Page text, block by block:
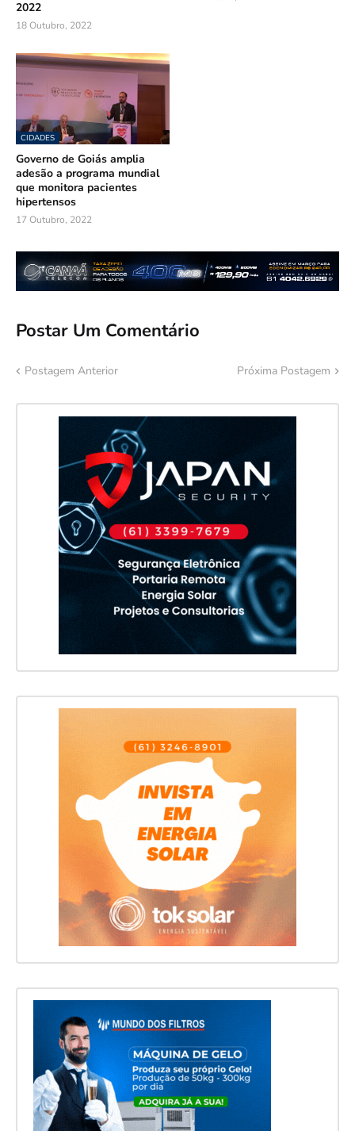
2022
18 Outubro, 2022
CIDADES
Governo de Goiás amplia
adesão a programa mundial
que monitora pacientes
hipertensos
17 Outubro, 2022
Postar Um Comentário
Postagem Anterior Próxima Postagem